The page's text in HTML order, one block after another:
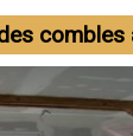
combles